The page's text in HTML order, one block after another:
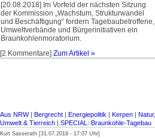
[20.08.2018] Im Vorfeld der nächsten Sitzung
der Kommission „Wachstum, Strukturwandel
und Beschäftigung“ fordern Tagebaube­troffene,
Umweltverbände und Bürgerinitiativen ein
Braunkohlenmoratorium.
[2 Kommentare] Zum Artikel »
Aus NRW| Bergrecht | Energiepolitik | Kerpen | Natur,
Umwelt & Tierreich | SPECIAL: Braunkohle-Tagebau
Kurt Sasserath [31.07.2018 - 17:07 Uhr]